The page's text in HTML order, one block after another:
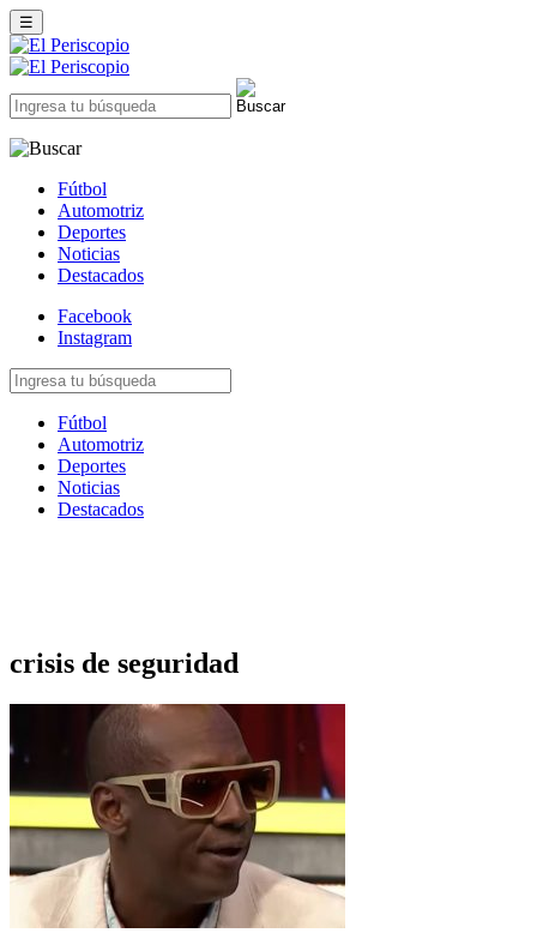
☰
Fútbol
Automotriz
Deportes
Noticias
Destacados
Facebook
Instagram
Fútbol
Automotriz
Deportes
Noticias
Destacados
crisis de seguridad